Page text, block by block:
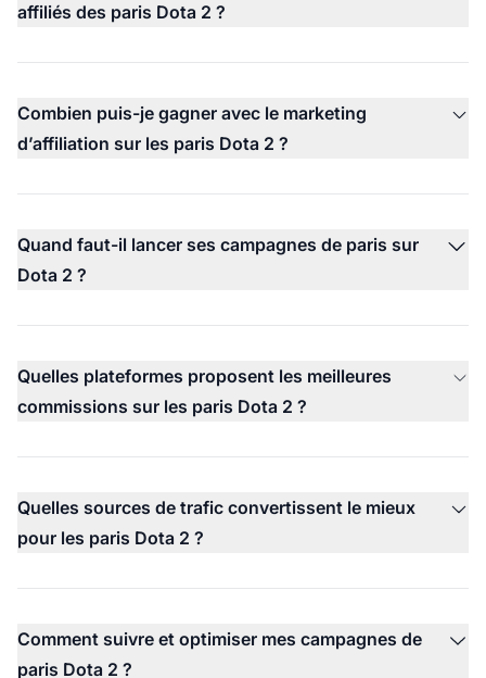
affiliés des paris Dota 2 ?
Combien puis-je gagner avec le marketing
d’affiliation sur les paris Dota 2 ?
Quand faut-il lancer ses campagnes de paris sur
Dota 2 ?
Quelles plateformes proposent les meilleures
commissions sur les paris Dota 2 ?
Quelles sources de trafic convertissent le mieux
pour les paris Dota 2 ?
Comment suivre et optimiser mes campagnes de
paris Dota 2 ?